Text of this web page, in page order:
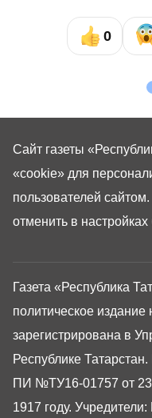
0
Газета «Республика
политическое издание
зарегистрирована в
Республике
ПИ №ТУ16-01757 от 23
1917 году.
Сайт газеты
«cookie» для
пользователей
отменить в настройках